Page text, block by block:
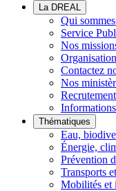
La DREAL
Qui
Service
Nos
Organisation
Contactez
Nos
Thématiques
Eau,
Énergie,
Prévention
Transports
Mobilités et